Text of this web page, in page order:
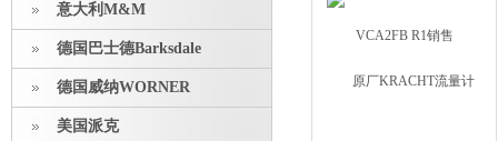
意大利M&M
德国巴士德Barksdale
德国威纳WORNER
美国派克